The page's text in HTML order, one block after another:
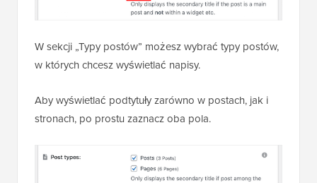
W sekcji „Typy postów” możesz wybrać typy postów,
w których chcesz wyświetlać napisy.
Aby wyświetlać podtytuły zarówno w postach, jak i
stronach, po prostu zaznacz oba pola.